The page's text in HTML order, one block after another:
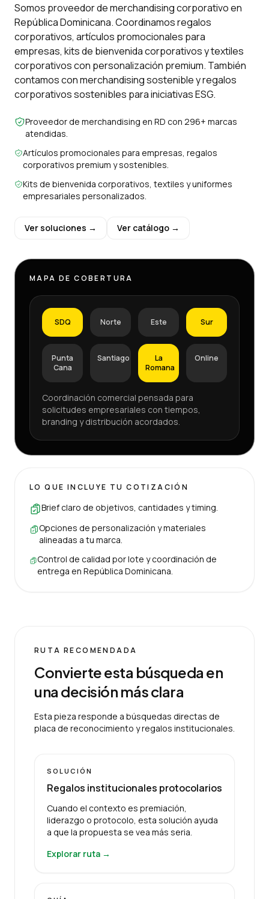
Somos proveedor de merchandising corporativo en
República Dominicana. Coordinamos regalos
corporativos, artículos promocionales para
empresas, kits de bienvenida corporativos y textiles
corporativos con personalización premium. También
contamos con merchandising sostenible y regalos
corporativos sostenibles para iniciativas ESG.
Proveedor de merchandising en RD con 296+ marcas
atendidas.
Artículos promocionales para empresas, regalos
corporativos premium y sostenibles.
Kits de bienvenida corporativos, textiles y uniformes
empresariales personalizados.
Ver soluciones → Ver catálogo →
MAPA DE COBERTURA
SDQ Norte Este Sur
Punta
Cana
Santiago
La
Romana
Online
Coordinación comercial pensada para
solicitudes empresariales con tiempos,
branding y distribución acordados.
LO QUE INCLUYE TU COTIZACIÓN
Brief claro de objetivos, cantidades y timing.
Opciones de personalización y materiales
alineadas a tu marca.
Control de calidad por lote y coordinación de
entrega en República Dominicana.
RUTA RECOMENDADA
Convierte esta búsqueda en
una decisión más clara
Esta pieza responde a búsquedas directas de
placa de reconocimiento y regalos institucionales.
SOLUCIÓN
Regalos institucionales protocolarios
Cuando el contexto es premiación,
liderazgo o protocolo, esta solución ayuda
a que la propuesta se vea más seria.
Explorar ruta →